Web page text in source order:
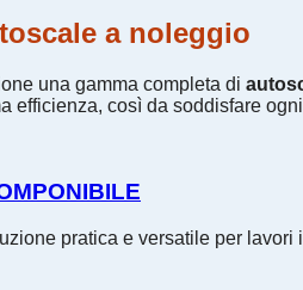
a noleggio
una gamma completa di
efficienza, così da soddisfare
pratica e versatile per